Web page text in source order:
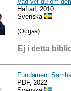
Vad vet du om
Häftad, 2010
Svenska
(Ocgaa)
Ej i detta
Fundament
PDF, 2022